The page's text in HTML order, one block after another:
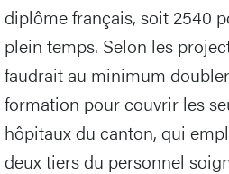
diplôme français, soit 2540
plein temps. Selon les
faudrait au minimum
formation pour couvrir les
hôpitaux du canton, qui
deux tiers du personnel